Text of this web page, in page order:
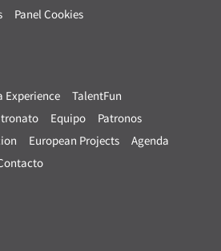
Panel Cookies
Experience
TalentFun
Equipo
Patronos
European Projects
Agenda